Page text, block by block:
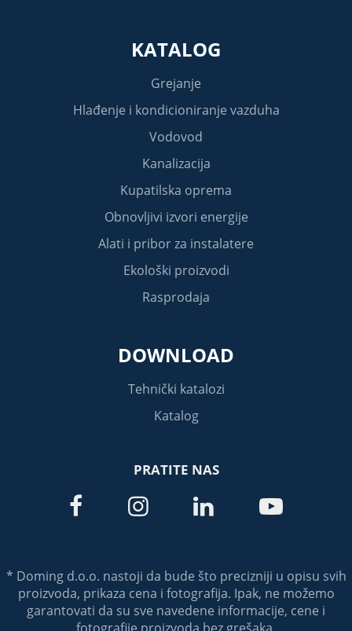
KATALOG
Grejanje
Hlađenje i kondicioniranje vazduha
Vodovod
Kanalizacija
Kupatilska oprema
Obnovljivi izvori energije
Alati i pribor za instalatere
Ekološki proizvodi
Rasprodaja
DOWNLOAD
Tehnički katalozi
Katalog
PRATITE NAS
   
* Doming d.o.o. nastoji da bude što precizniji u opisu svih
proizvoda, prikaza cena i fotografija. Ipak, ne možemo
garantovati da su sve navedene informacije, cene i